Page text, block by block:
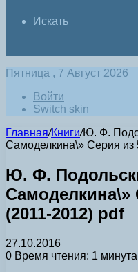
Искать
Пятница , 7 Август 2026
Войти
Switch skin
Главная/Книги/Ю. Ф.
Самоделкина\» Серия из
Ю. Ф.
Самоделкина\»
(2011-2012) pdf
27.10.2016
0 Время чтения: 1 минута